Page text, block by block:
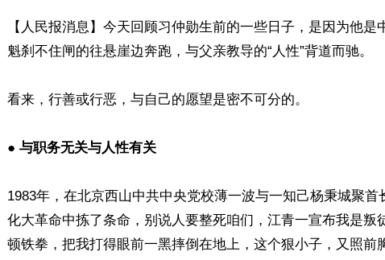
【人民报消息】今天回顾习仲勋生前的一些日子，是因为他
魁刹不住闸的往悬崖边奔跑，与父亲教导的“人性”背道而驰。
看来，行善或行恶，与自己的愿望是密不可分的。
● 与职务无关与人性有关
1983年，在北京西山中共中央党校薄一波与一知己杨秉城聚首
化大革命中拣了条命，别说人要整死咱们，江青一宣布我是叛
顿铁拳，把我打得眼前一黑摔倒在地上，这个狠小子，又照前